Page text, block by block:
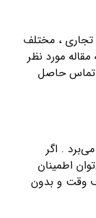
، مختلف
مورد نظر
تماس حاصل
کاری زمان می‌برد . اگر
اطمینان
وقت و بدون